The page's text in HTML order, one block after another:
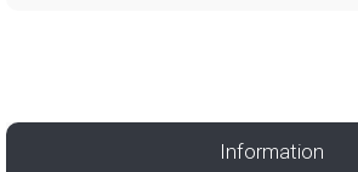
Information